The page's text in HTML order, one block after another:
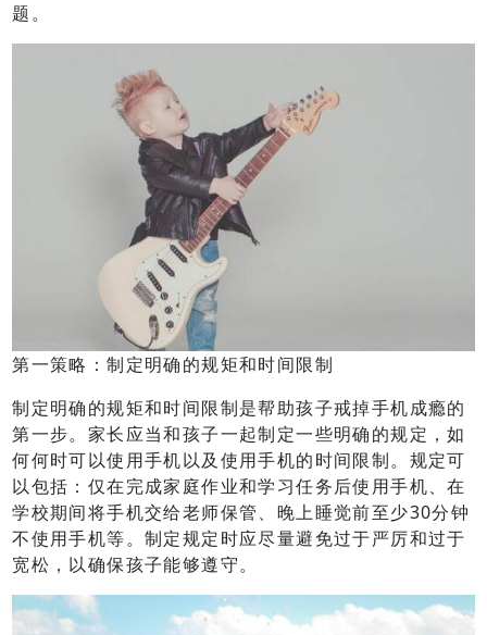
题。
第一策略：制定明确的规矩和时间限制
制定明确的规矩和时间限制是帮助孩子戒掉手机成瘾的
第一步。家长应当和孩子一起制定一些明确的规定，如
何何时可以使用手机以及使用手机的时间限制。规定可
以包括：仅在完成家庭作业和学习任务后使用手机、在
学校期间将手机交给老师保管、晚上睡觉前至少30分钟
不使用手机等。制定规定时应尽量避免过于严厉和过于
宽松，以确保孩子能够遵守。